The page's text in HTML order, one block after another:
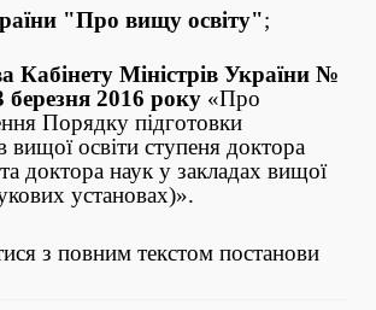
"Про вищу освіту";
Кабінету Міністрів України №
березня 2016 року «Про
Порядку підготовки
вищої освіти ступеня доктора
доктора наук у закладах вищої
установах)».
з повним текстом постанови